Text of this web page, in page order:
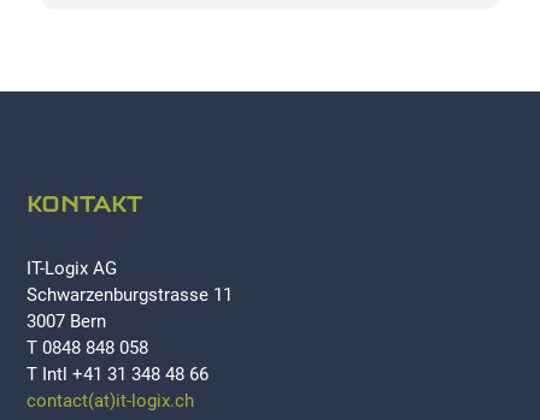
KONTAKT
IT-Logix AG
Schwarzenburgstrasse 11
3007 Bern
T 0848 848 058
T Intl +41 31 348 48 66
contact(at)it-logix.ch